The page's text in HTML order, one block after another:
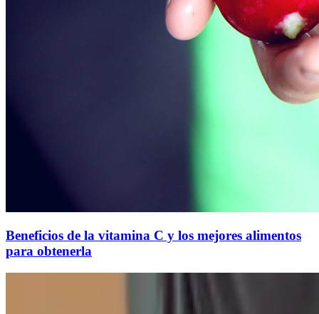
Beneficios de la vitamina C y los mejores alimentos
para obtenerla